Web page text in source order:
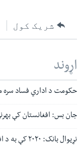
شریک کول
اړوند
حکومت د اداري فساد سره
جان بس: افغانستان کې
نړیوال بانک: ۲۰۲۰ کې به د افغانستان اقتصادي وده ۳.۳ سلنې ته ورسېږي